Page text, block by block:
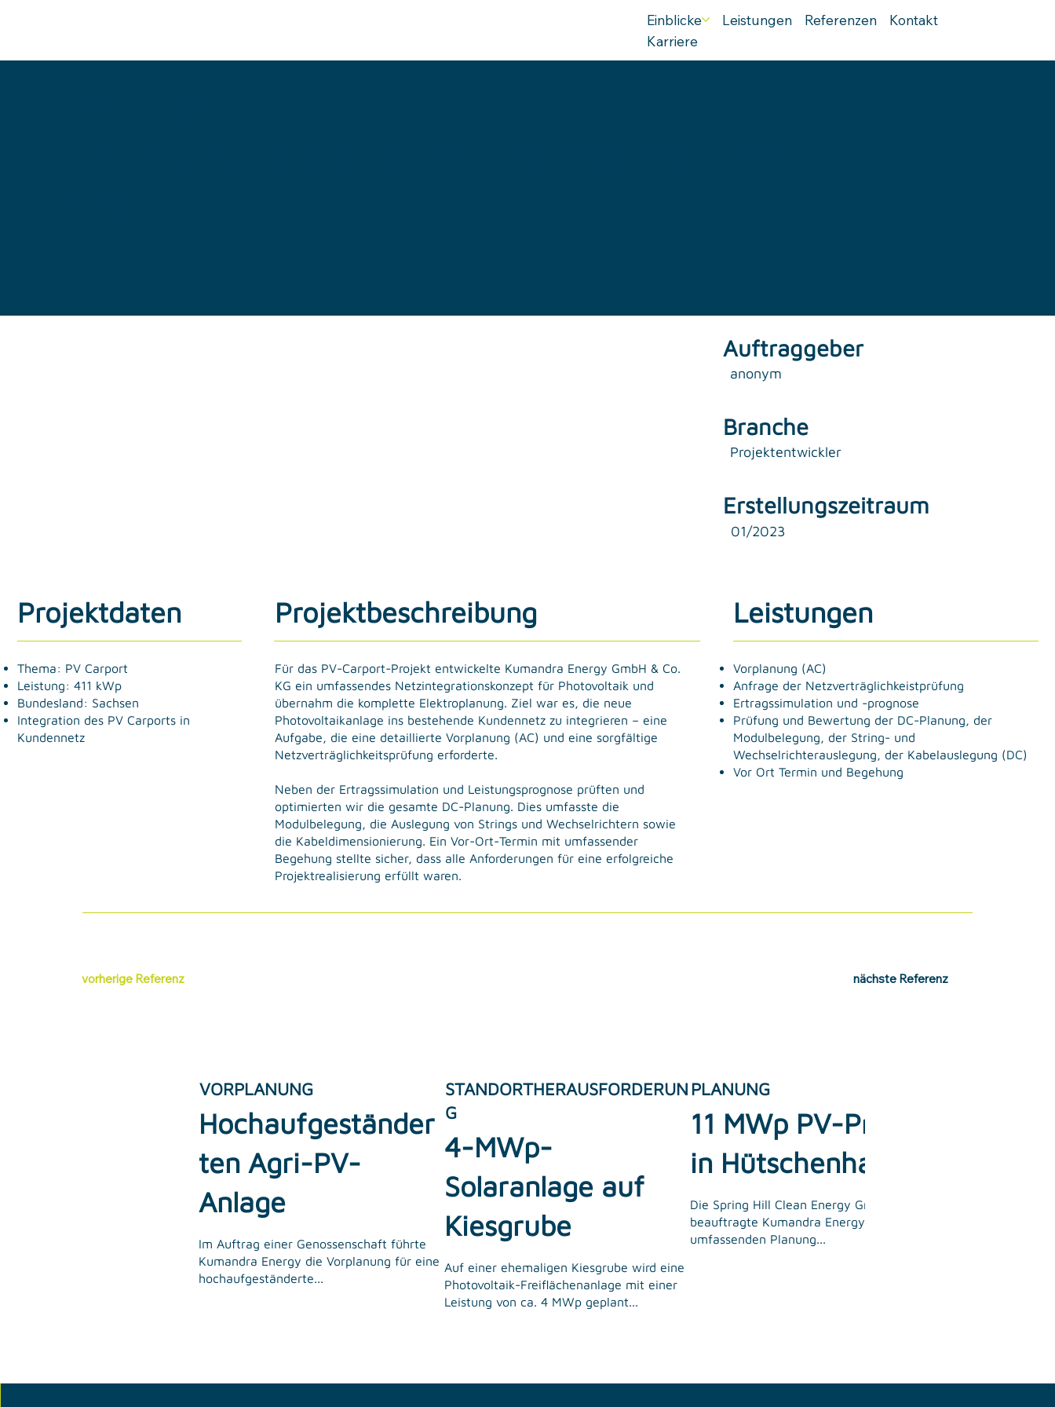
Einblicke Leistungen Referenzen
Kontakt
Karriere
Auftraggeber
anonym
Branche
Projektentwickler
Erstellungszeitraum
01/2023
Projektdaten
Thema: PV Carport
Leistung: 411 kWp
Bundesland: Sachsen
Integration des PV Carports in
Kundennetz
Projektbeschreibung
Für das PV-Carport-Projekt entwickelte Kumandra Energy GmbH & Co.
KG ein umfassendes Netzintegrationskonzept für Photovoltaik und
übernahm die komplette Elektroplanung. Ziel war es, die neue
Photovoltaikanlage ins bestehende Kundennetz zu integrieren – eine
Aufgabe, die eine detaillierte Vorplanung (AC) und eine sorgfältige
Netzverträglichkeitsprüfung erforderte.
Neben der Ertragssimulation und Leistungsprognose prüften und
optimierten wir die gesamte DC-Planung. Dies umfasste die
Modulbelegung, die Auslegung von Strings und Wechselrichtern sowie
die Kabeldimensionierung. Ein Vor-Ort-Termin mit umfassender
Begehung stellte sicher, dass alle Anforderungen für eine erfolgreiche
Projektrealisierung erfüllt waren.
Leistungen
Vorplanung (AC)
Anfrage der Netzverträglichkeistprüfung
Ertragssimulation und -prognose
Prüfung und Bewertung der DC-Planung, der
Modulbelegung, der String- und
Wechselrichterauslegung, der Kabelauslegung (DC)
Vor Ort Termin und Begehung
vorherige Referenz nächste Referenz
VORPLANUNG
Hochaufgeständer
ten Agri-PV-
Anlage
Im Auftrag einer Genossenschaft führte
Kumandra Energy die Vorplanung für eine
hochaufgeständerte...
STANDORTHERAUSFORDERUN
G
4-MWp-
Solaranlage auf
Kiesgrube
Auf einer ehemaligen Kiesgrube wird eine
Photovoltaik-Freiflächenanlage mit einer
Leistung von ca. 4 MWp geplant...
PLANUNG
11 MWp PV-Projekt
in Hütschenhausen
Die Spring Hill Clean Energy GmbH
beauftragte Kumandra Energy mit der
umfassenden Planung...